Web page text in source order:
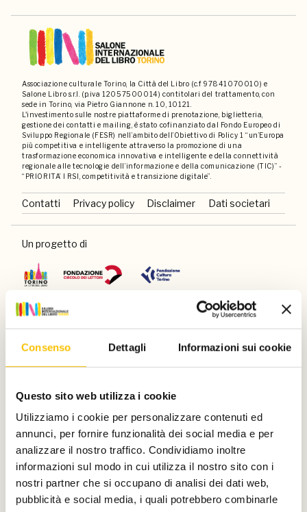
Consenso Dettagli Informazioni sui cookie
Questo sito web utilizza i cookie
Utilizziamo i cookie per personalizzare contenuti ed
annunci, per fornire funzionalità dei social media e per
analizzare il nostro traffico. Condividiamo inoltre
informazioni sul modo in cui utilizza il nostro sito con i
nostri partner che si occupano di analisi dei dati web,
pubblicità e social media, i quali potrebbero combinarle
Associazione culturale Torino, la Città del Libro (c.f 97841070010) e
Salone Libro s.r.l. (p.iva 12057500014) contitolari del trattamento, con
sede in Torino, via Pietro Giannone n. 10, 10121.
L'investimento sulle nostre piattaforme di prenotazione, biglietteria,
gestione dei contatti e mailing, è stato cofinanziato dal Fondo Europeo di
Sviluppo Regionale (FESR) nell’ambito dell’Obiettivo di Policy 1 “un’Europa
più competitiva e intelligente attraverso la promozione di una
trasformazione economica innovativa e intelligente e della connettività
regionale alle tecnologie dell’informazione e della comunicazione (TIC)” -
“PRIORITA’ I RSI, competitività e transizione digitale”.
Contatti Privacy policy Disclaimer Dati societari
Un progetto di
Con il sostegno di